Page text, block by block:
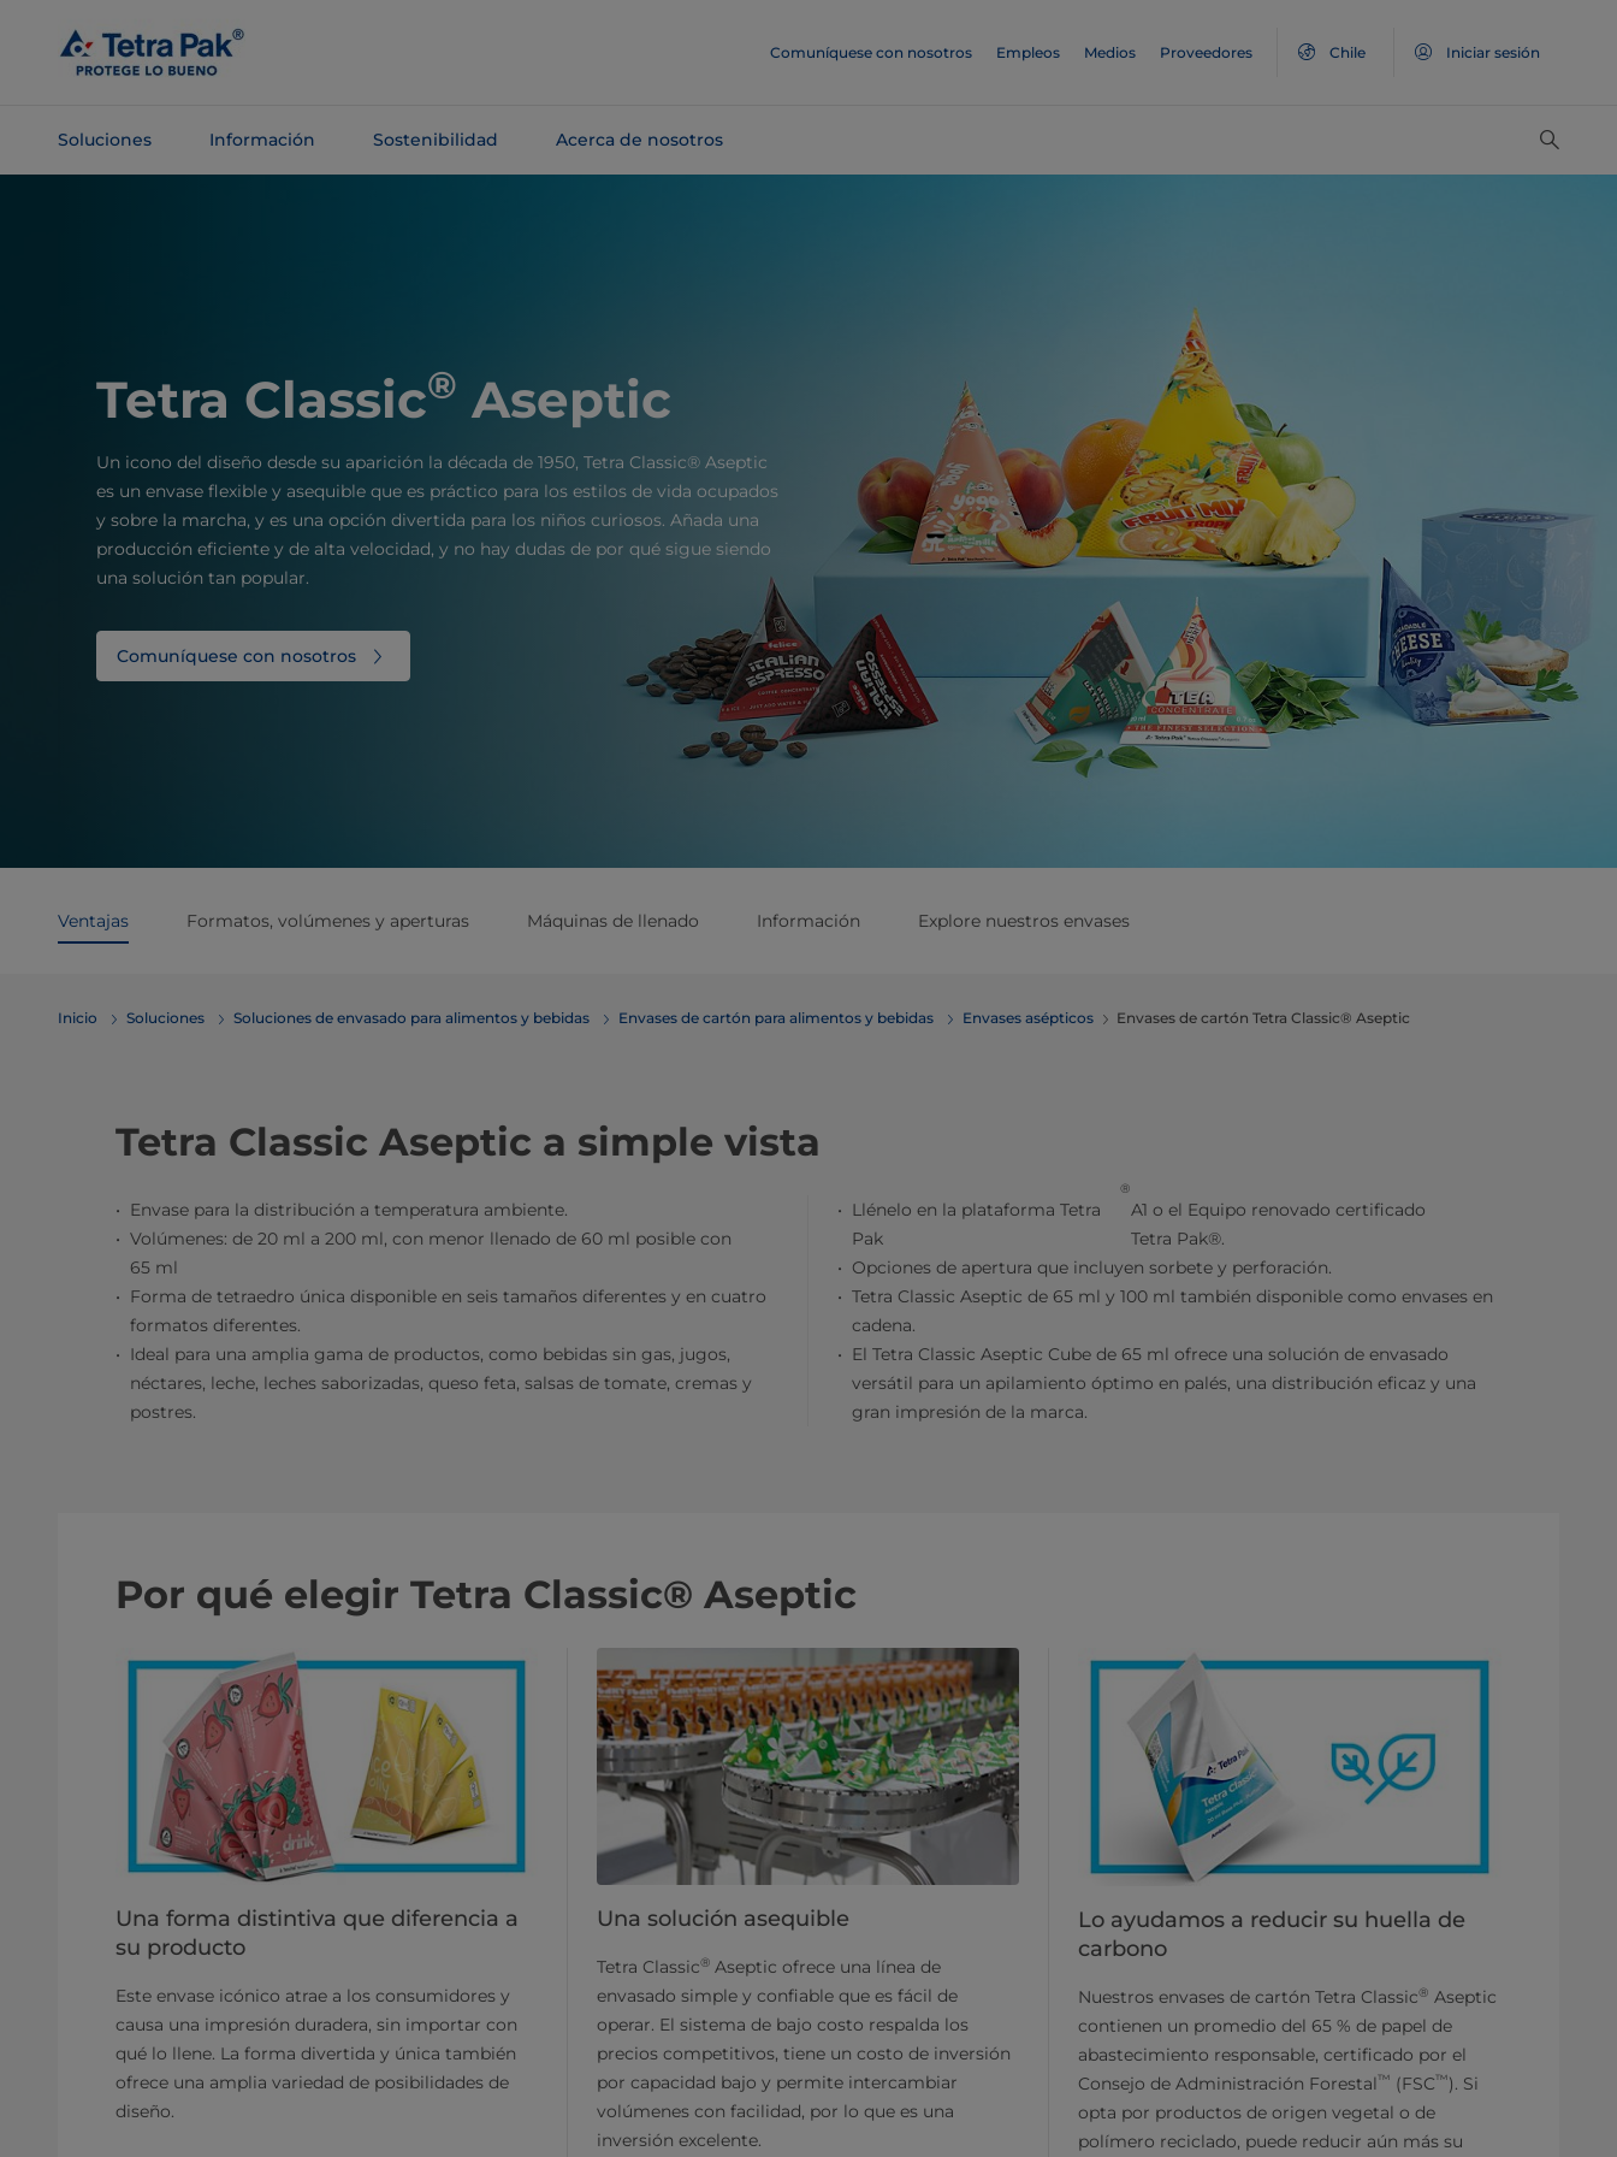
contenido
principal
Comuníquese con nosotros Empleos Medios Proveedores Chile Iniciar sesión
Soluciones Información Sostenibilidad Acerca de nosotros
Tetra Classic® Aseptic
Un icono del diseño desde su aparición la década de 1950, Tetra Classic® Aseptic
es un envase flexible y asequible que es práctico para los estilos de vida ocupados
y sobre la marcha, y es una opción divertida para los niños curiosos. Añada una
producción eficiente y de alta velocidad, y no hay dudas de por qué sigue siendo
una solución tan popular.
Comuníquese con nosotros
Ventajas Formatos, volúmenes y aperturas Máquinas de llenado Información Explore nuestros envases
Inicio Soluciones Soluciones de envasado para alimentos y bebidas Envases de cartón para alimentos y bebidas Envases asépticos Envases de cartón Tetra Classic® Aseptic
Tetra Classic Aseptic a simple vista
Envase para la distribución a temperatura ambiente.
Volúmenes: de 20 ml a 200 ml, con menor llenado de 60 ml posible con
65 ml
Forma de tetraedro única disponible en seis tamaños diferentes y en cuatro
formatos diferentes.
Ideal para una amplia gama de productos, como bebidas sin gas, jugos,
néctares, leche, leches saborizadas, queso feta, salsas de tomate, cremas y
postres.
Llénelo en la plataforma Tetra
Pak
®
A1 o el Equipo renovado certificado
Tetra Pak®.
Opciones de apertura que incluyen sorbete y perforación.
Tetra Classic Aseptic de 65 ml y 100 ml también disponible como envases en
cadena.
El Tetra Classic Aseptic Cube de 65 ml ofrece una solución de envasado
versátil para un apilamiento óptimo en palés, una distribución eficaz y una
gran impresión de la marca.
Por qué elegir Tetra Classic® Aseptic
Una forma distintiva que diferencia a
su producto
Este envase icónico atrae a los consumidores y
causa una impresión duradera, sin importar con
qué lo llene. La forma divertida y única también
ofrece una amplia variedad de posibilidades de
diseño.
Una solución asequible
Tetra Classic® Aseptic ofrece una línea de
envasado simple y confiable que es fácil de
operar. El sistema de bajo costo respalda los
precios competitivos, tiene un costo de inversión
por capacidad bajo y permite intercambiar
volúmenes con facilidad, por lo que es una
inversión excelente.
Lo ayudamos a reducir su huella de
carbono
Nuestros envases de cartón Tetra Classic® Aseptic
contienen un promedio del 65 % de papel de
abastecimiento responsable, certificado por el
Consejo de Administración Forestal™ (FSC™). Si
opta por productos de origen vegetal o de
polímero reciclado, puede reducir aún más su